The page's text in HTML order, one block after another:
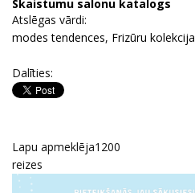
Skaistumu salonu katalogs
Atslēgas vārdi:
modes tendences, Frizūru kolekcija
Dalīties:
Lapu apmeklēja1200
reizes